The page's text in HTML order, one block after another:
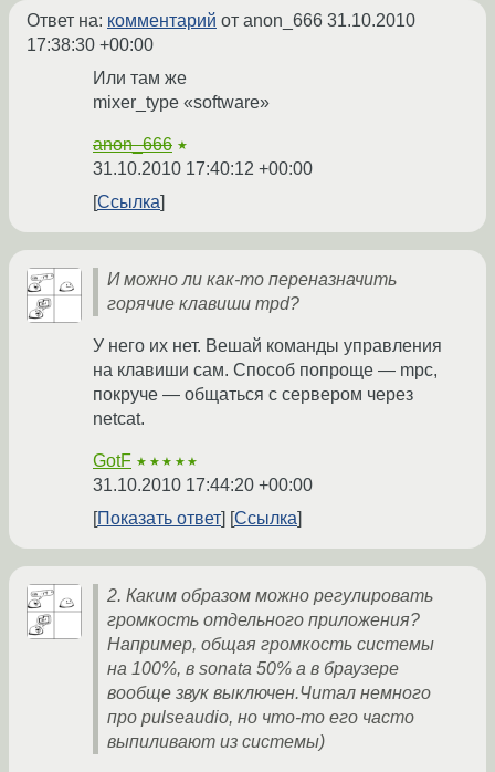
Ответ на: комментарий от anon_666 31.10.2010
17:38:30 +00:00
Или там же
mixer_type «software»
anon_666 ★
31.10.2010 17:40:12 +00:00
Ссылка
И можно ли как-то переназначить
горячие клавиши mpd?
У него их нет. Вешай команды управления
на клавиши сам. Способ попроще — mpc,
покруче — общаться с сервером через
netcat.
GotF ★★★★★
31.10.2010 17:44:20 +00:00
Показать ответ
Ссылка
2. Каким образом можно регулировать
громкость отдельного приложения?
Например, общая громкость системы
на 100%, в sonata 50% а в браузере
вообще звук выключен.Читал немного
про pulseaudio, но что-то его часто
выпиливают из системы)